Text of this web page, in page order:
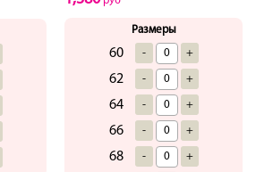
Размеры
60 - +
62 - +
64 - +
66 - +
68 - +